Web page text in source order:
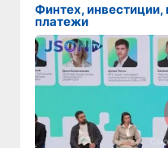
Финтех, инвестиции, новации, финансы,
платежи